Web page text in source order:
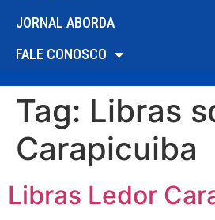
JORNAL ABORDA
FALE CONOSCO
Tag: Libras
Carapicuiba
Libras Ledor